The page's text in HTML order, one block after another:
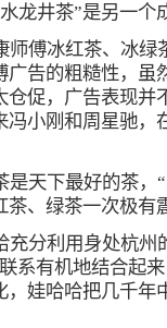
龙井茶”是另一个
师傅冰红茶、冰绿
广告的粗糙性，虽
仓促，广告表现并
冯小刚和周星驰，
是天下最好的茶，
茶、绿茶一次极有
充分利用身处杭州
系有机地结合起
，娃哈哈把几千年